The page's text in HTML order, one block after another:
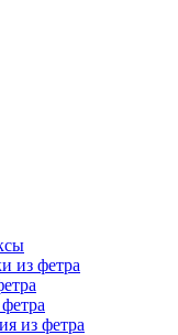
из фетра
из фетра